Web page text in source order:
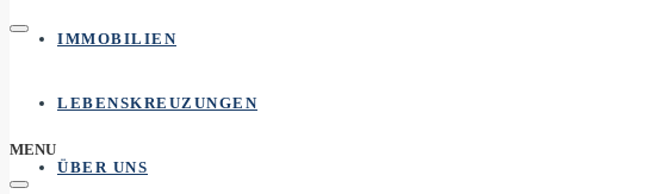
IMMOBILIEN
LEBENSKREUZUNGEN
ÜBER UNS
MENU